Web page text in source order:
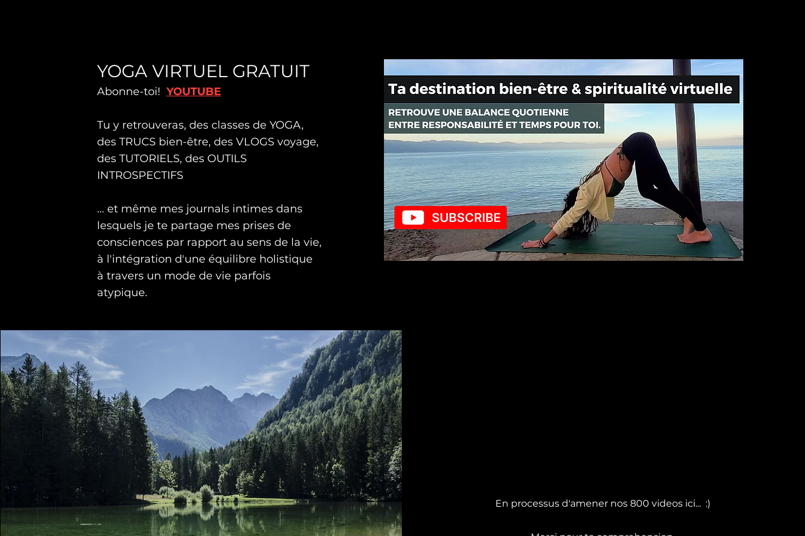
YOGA VIRTUEL GRATUIT
Abonne-toi! YOUTUBE
Tu y retrouveras, des classes de YOGA,
des TRUCS bien-être, des VLOGS voyage,
des TUTORIELS, des OUTILS
INTROSPECTIFS
... et même mes journals intimes dans
lesquels je te partage mes prises de
consciences par rapport au sens de la vie,
à l'intégration d'une équilibre holistique
à travers un mode de vie parfois
atypique.
En processus d'amener nos 800 videos ici... :)